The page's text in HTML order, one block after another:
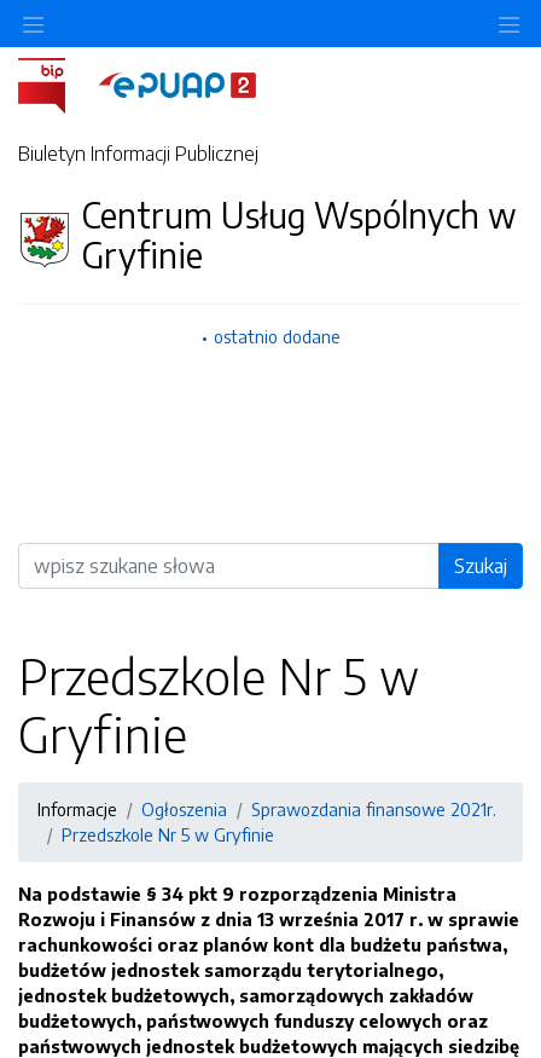
Biuletyn Informacji Publicznej
Centrum Usług Wspólnych w
Gryfinie
ostatnio dodane
Wyszukiwarka Szukaj
Przedszkole Nr 5 w
Gryfinie
Informacje Ogłoszenia
Sprawozdania finansowe 2021r.
Przedszkole Nr 5 w Gryfinie
Na podstawie § 34 pkt 9 rozporządzenia Ministra
Rozwoju i Finansów z dnia 13 września 2017 r. w sprawie
rachunkowości oraz planów kont dla budżetu państwa,
budżetów jednostek samorządu terytorialnego,
jednostek budżetowych, samorządowych zakładów
budżetowych, państwowych funduszy celowych oraz
państwowych jednostek budżetowych mających siedzibę